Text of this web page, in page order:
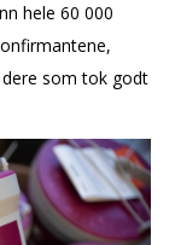
hele 60 000
som tok godt